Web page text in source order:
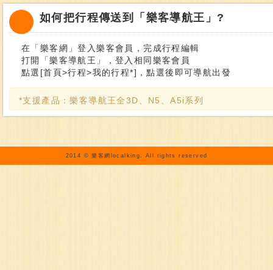
如何把行程傳送到「樂客導航王」?
在「樂客網」登入樂客會員，完成行程編輯
打開「樂客導航王」，登入相同樂客會員
點選[首頁>行程>我的行程*]，點選後即可導航出發
*支援產品：樂客導航王全3D、N5、A5i系列
2014 © 樂客網localking. All rights reserved